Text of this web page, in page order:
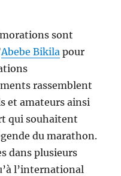
sont
Abebe Bikila pour
rassemblent
et amateurs ainsi
qui souhaitent
du marathon.
dans plusieurs
l’international